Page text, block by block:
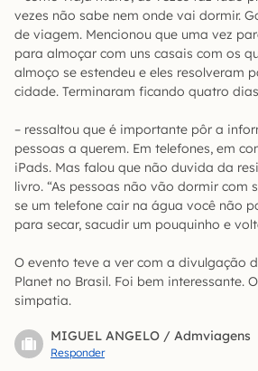
vezes não sabe nem onde vai dormir.
de viagem. Mencionou que uma vez
para almoçar com uns casais com os
almoço se estendeu e eles resolveram
cidade. Terminaram ficando quatro
– ressaltou que é importante pôr a
pessoas a querem. Em telefones, em
iPads. Mas falou que não duvida da
livro. “As pessoas não vão dormir com
se um telefone cair na água você não
para secar, sacudir um pouquinho e
O evento teve a ver com a divulgação
Planet no Brasil. Foi bem interessante.
simpatia.
MIGUEL ANGELO / Admviagens
Responder